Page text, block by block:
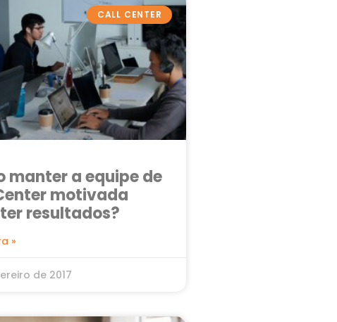
CALL CENTER
manter a equipe de
motivada
resultados?
»
de 2017